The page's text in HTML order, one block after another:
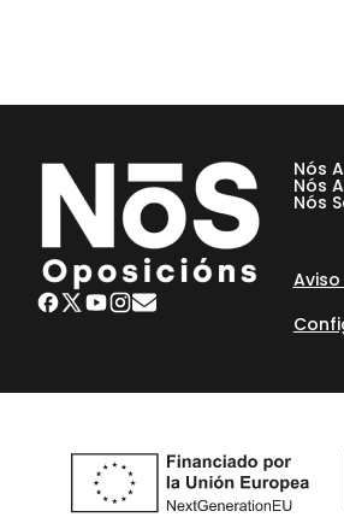
Nós
Nós
Nós